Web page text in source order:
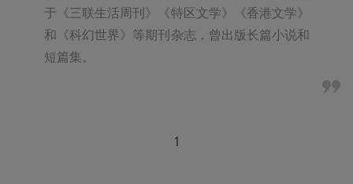
于《三联生活周刊》《特区文学》《香港文学》
和《科幻世界》等期刊杂志，曾出版长篇小说和
短篇集。
1